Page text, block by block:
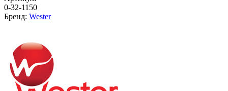
0-32-1150
Бренд: Wester